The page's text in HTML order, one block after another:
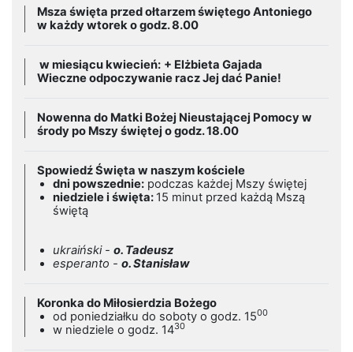
Msza święta przed ołtarzem świętego Antoniego
w każdy wtorek o godz. 8.00
w miesiącu kwiecień: + Elżbieta Gajada
Wieczne odpoczywanie racz Jej dać Panie!
Nowenna do Matki Bożej Nieustającej Pomocy w
środy po Mszy świętej o godz. 18.00
Spowiedź Święta w naszym kościele
dni powszednie: podczas każdej Mszy świętej
niedziele i święta: 15 minut przed każdą Mszą
świętą
ukraiński - o. Tadeusz
esperanto - o. Stanisław
Koronka do Miłosierdzia Bożego
od poniedziałku do soboty o godz. 1500
w niedziele o godz. 1430